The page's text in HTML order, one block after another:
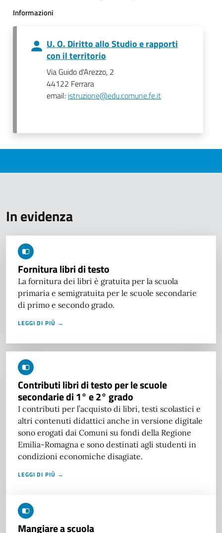
Informazioni
U. O. Diritto allo Studio e rapporti
con il territorio
Via Guido d'Arezzo, 2
44122 Ferrara
email: istruzione@edu.comune.fe.it
In evidenza
Fornitura libri di testo
La fornitura dei libri è gratuita per la scuola
primaria e semigratuita per le scuole secondarie
di primo e secondo grado.
LEGGI DI PIÙ →
Contributi libri di testo per le scuole
secondarie di 1° e 2° grado
I contributi per l’acquisto di libri, testi scolastici e
altri contenuti didattici anche in versione digitale
sono erogati dai Comuni su fondi della Regione
Emilia-Romagna e sono destinati agli studenti in
condizioni economiche disagiate.
LEGGI DI PIÙ →
Mangiare a scuola